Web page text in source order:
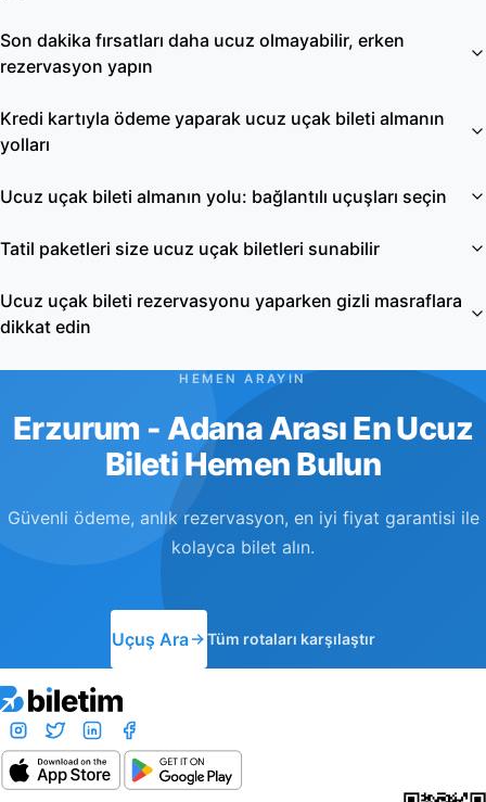
Son dakika fırsatları daha ucuz olmayabilir, erken
rezervasyon yapın
Kredi kartıyla ödeme yaparak ucuz uçak bileti almanın
yolları
Ucuz uçak bileti almanın yolu: bağlantılı uçuşları seçin
Tatil paketleri size ucuz uçak biletleri sunabilir
Ucuz uçak bileti rezervasyonu yaparken gizli masraflara
dikkat edin
HEMEN ARAYIN
Erzurum - Adana Arası En Ucuz
Bileti Hemen Bulun
Güvenli ödeme, anlık rezervasyon, en iyi fiyat garantisi ile
kolayca bilet alın.
Uçuş Ara Tüm rotaları karşılaştır